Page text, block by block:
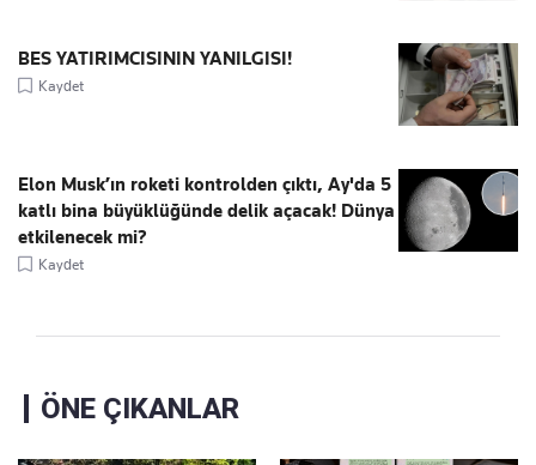
BES YATIRIMCISININ YANILGISI!
Kaydet
Elon Musk’ın roketi kontrolden çıktı, Ay'da 5
katlı bina büyüklüğünde delik açacak! Dünya
etkilenecek mi?
Kaydet
ÖNE ÇIKANLAR